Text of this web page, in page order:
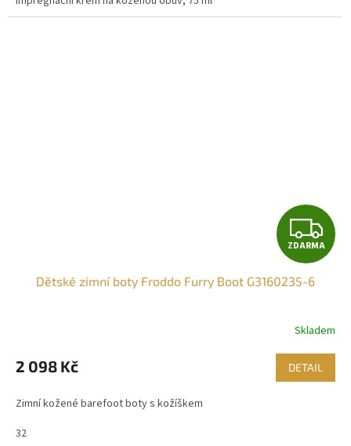
Z
D
R
M
A
ZDARMA
Dětské zimní boty Froddo Furry Boot G3160235-6
Skladem
2 098 Kč DETAIL
Zimní kožené barefoot boty s kožíškem
32